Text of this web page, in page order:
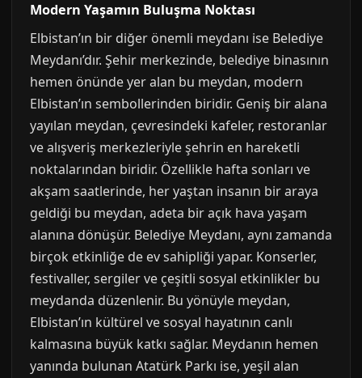
Modern Yaşamın Buluşma Noktası
Elbistan’ın bir diğer önemli meydanı ise Belediye
Meydanı’dır. Şehir merkezinde, belediye binasının
hemen önünde yer alan bu meydan, modern
Elbistan’ın sembollerinden biridir. Geniş bir alana
yayılan meydan, çevresindeki kafeler, restoranlar
ve alışveriş merkezleriyle şehrin en hareketli
noktalarından biridir. Özellikle hafta sonları ve
akşam saatlerinde, her yaştan insanın bir araya
geldiği bu meydan, adeta bir açık hava yaşam
alanına dönüşür. Belediye Meydanı, aynı zamanda
birçok etkinliğe de ev sahipliği yapar. Konserler,
festivaller, sergiler ve çeşitli sosyal etkinlikler bu
meydanda düzenlenir. Bu yönüyle meydan,
Elbistan’ın kültürel ve sosyal hayatının canlı
kalmasına büyük katkı sağlar. Meydanın hemen
yanında bulunan Atatürk Parkı ise, yeşil alan